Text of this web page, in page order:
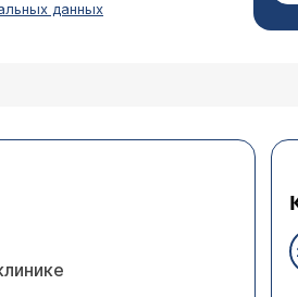
ренни и гевискон
хайрабезол, пишут что
"совсем не помогают",
рефлюксной болезнью.
данных